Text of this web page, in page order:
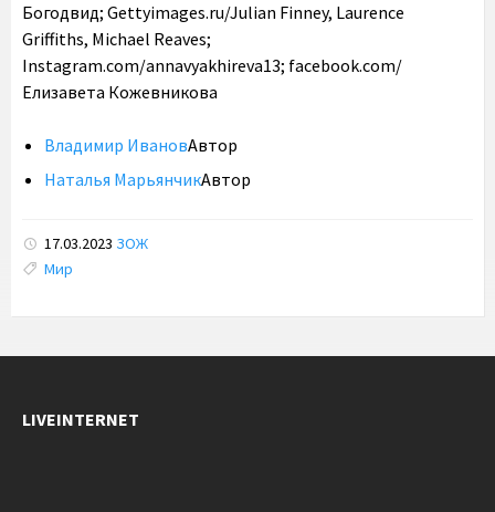
Богодвид; Gettyimages.ru/Julian Finney, Laurence
Griffiths, Michael Reaves;
Instagram.com/annavyakhireva13; facebook.com/
Елизавета Кожевникова
Владимир ИвановАвтор
Наталья МарьянчикАвтор
17.03.2023 ЗОЖ
Tags:
Мир
LIVEINTERNET